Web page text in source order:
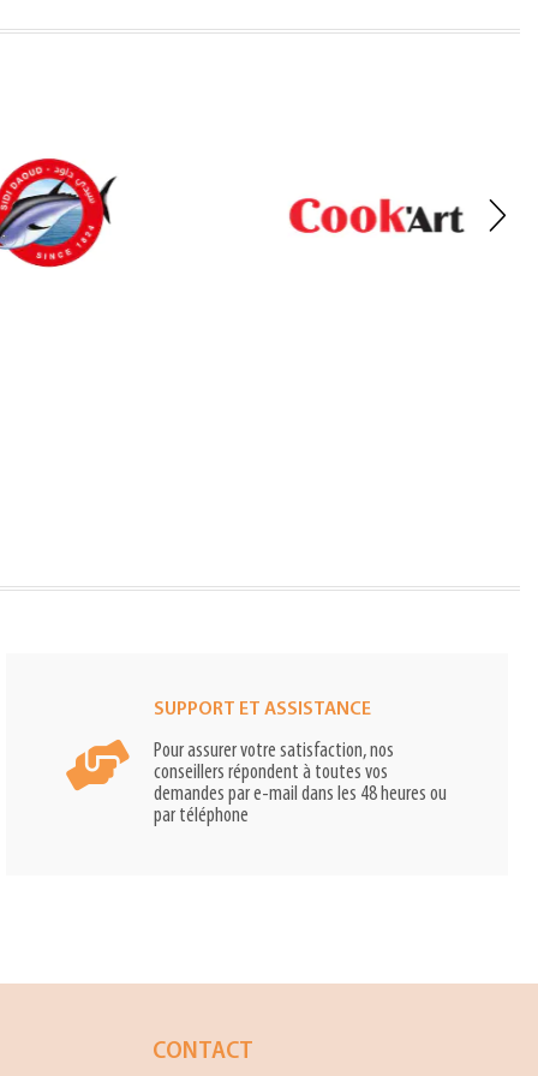
SUPPORT ET ASSISTANCE
Pour assurer votre satisfaction, nos
conseillers répondent à toutes vos
demandes par e-mail dans les 48 heures ou
par téléphone
CONTACT